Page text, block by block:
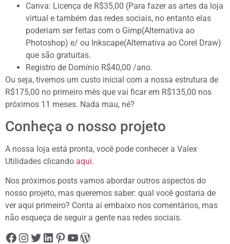
Canva: Licença de R$35,00 (Para fazer as artes da loja
virtual e também das redes sociais, no entanto elas
poderiam ser feitas com o Gimp(Alternativa ao
Photoshop) e/ ou Inkscape(Alternativa ao Corel Draw)
que são gratuitas.
Registro de Domínio R$40,00 /ano.
Ou seja, tivemos um custo inicial com a nossa estrutura de
R$175,00 no primeiro mês que vai ficar em R$135,00 nos
próximos 11 meses. Nada mau, né?
Conheça o nosso projeto
A nossa loja está pronta, você pode conhecer a Valex
Utilidades clicando aqui.
Nos próximos posts vamos abordar outros aspectos do
nosso projeto, mas queremos saber: qual você gostaria de
ver aqui primeiro? Conta aí embaixo nos comentários, mas
não esqueça de seguir a gente nas redes sociais.